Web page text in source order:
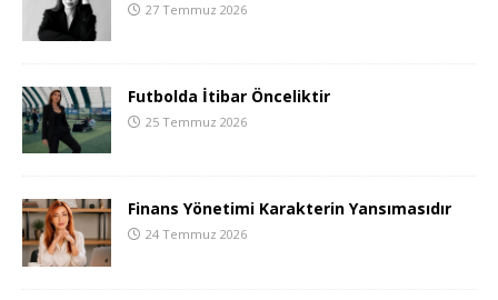
27 Temmuz 2026
Futbolda İtibar Önceliktir
25 Temmuz 2026
Finans Yönetimi Karakterin Yansımasıdır
24 Temmuz 2026